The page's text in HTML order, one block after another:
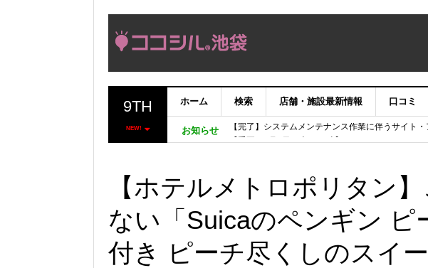
9TH
NEW!
ホーム 検索 店舗・施設最新情報 口コミ
お知らせ
【完了】システムメンテナンス作業に伴うサイト
【重要：9月5日（火）22時】ココシル：アカウン
【ホテルメトロポリタン
ない「Suicaのペンギン ピ
付き ピーチ尽くしのスイ